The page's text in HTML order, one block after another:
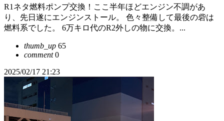
R1ネタ燃料ポンプ交換！ここ半年ほどエンジン不調があ
り、先日遂にエンジンストール。 色々整備して最後の砦は
燃料系でした。 6万キロ代のR2外しの物に交換。...
thumb_up 65
comment0
2025/02/17 21:23